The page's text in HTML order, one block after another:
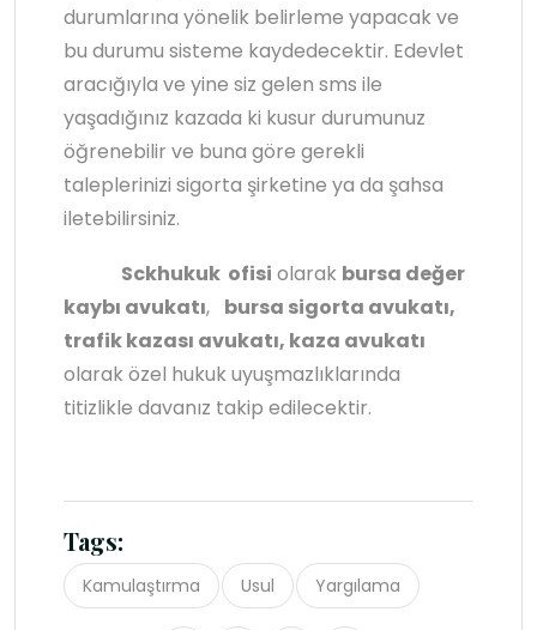
durumlarına yönelik belirleme yapacak ve
bu durumu sisteme kaydedecektir. Edevlet
aracığıyla ve yine siz gelen sms ile
yaşadığınız kazada ki kusur durumunuz
öğrenebilir ve buna göre gerekli
taleplerinizi sigorta şirketine ya da şahsa
iletebilirsiniz.
Sckhukuk ofisi olarak bursa değer
kaybı avukatı, bursa sigorta avukatı,
trafik kazası avukatı, kaza avukatı
olarak özel hukuk uyuşmazlıklarında
titizlikle davanız takip edilecektir.
Tags:
Kamulaştırma Usul Yargılama